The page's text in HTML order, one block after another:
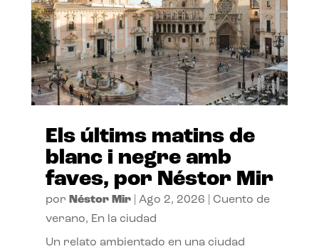
Els últims matins de
blanc i negre amb
faves, por Néstor Mir
por Néstor Mir| Ago 2, 2026
Cuento de
verano, En la ciudad
Un relato ambientado en una ciudad